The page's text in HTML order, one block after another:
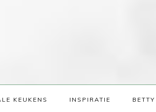
KEUKENS INSPIRATIE BETTY